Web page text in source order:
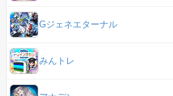
Gジェネエターナル
みんトレ